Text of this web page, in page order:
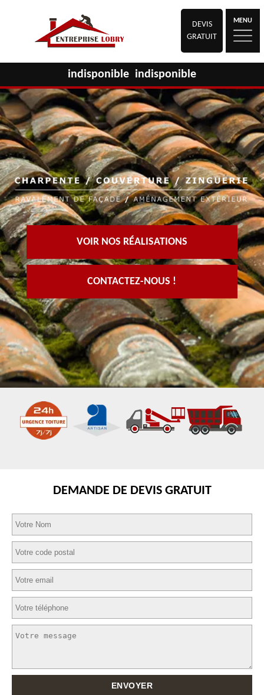
DEVIS
GRATUIT
MENU
indisponible indisponible
VOIR NOS RÉALISATIONS
CONTACTEZ-NOUS !
DEMANDE DE DEVIS GRATUIT